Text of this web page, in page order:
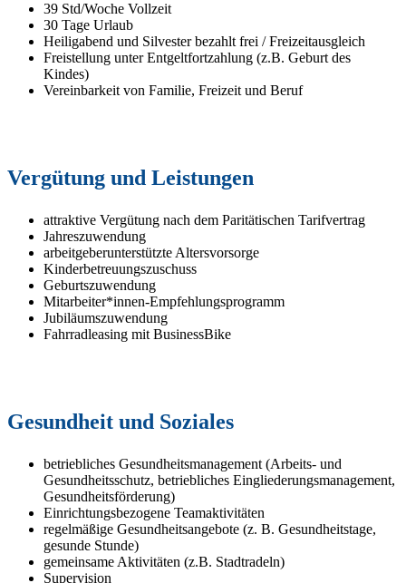
39 Std/Woche Vollzeit
30 Tage Urlaub
Heiligabend und Silvester bezahlt frei / Freizeitausgleich
Freistellung unter Entgeltfortzahlung (z.B. Geburt des
Kindes)
Vereinbarkeit von Familie, Freizeit und Beruf
Vergütung und Leistungen
attraktive Vergütung nach dem Paritätischen Tarifvertrag
Jahreszuwendung
arbeitgeberunterstützte Altersvorsorge
Kinderbetreuungszuschuss
Geburtszuwendung
Mitarbeiter*innen-Empfehlungsprogramm
Jubiläumszuwendung
Fahrradleasing mit BusinessBike
Gesundheit und Soziales
betriebliches Gesundheitsmanagement (Arbeits- und
Gesundheitsschutz, betriebliches Eingliederungsmanagement,
Gesundheitsförderung)
Einrichtungsbezogene Teamaktivitäten
regelmäßige Gesundheitsangebote (z. B. Gesundheitstage,
gesunde Stunde)
gemeinsame Aktivitäten (z.B. Stadtradeln)
Supervision